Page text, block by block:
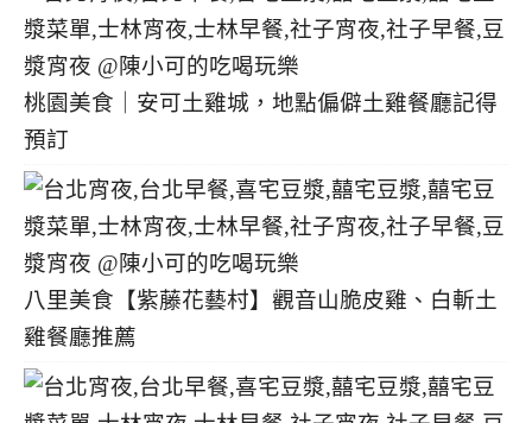
桃園美食｜安可土雞城，地點偏僻土雞餐廳記得
預訂
八里美食【紫藤花藝村】觀音山脆皮雞、白斬土
雞餐廳推薦